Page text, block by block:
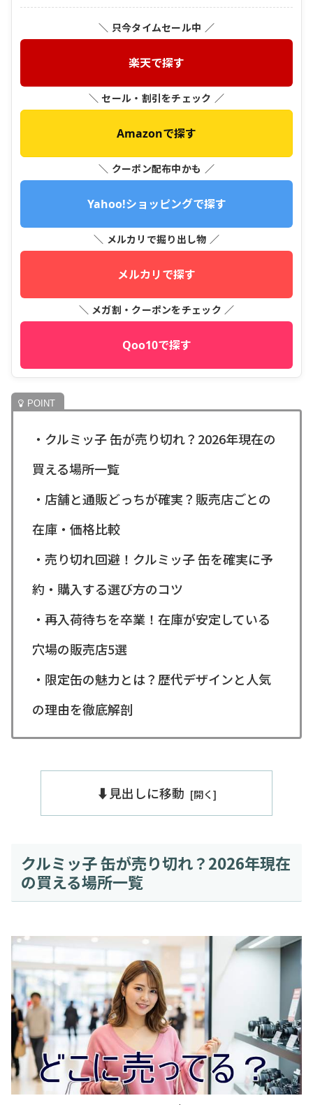
＼ 只今タイムセール中 ／
楽天で探す
＼ セール・割引をチェック ／
Amazonで探す
＼ クーポン配布中かも ／
Yahoo!ショッピングで探す
＼ メルカリで掘り出し物 ／
メルカリで探す
＼ メガ割・クーポンをチェック ／
Qoo10で探す
・クルミッ子 缶が売り切れ？2026年現在の
買える場所一覧
・店舗と通販どっちが確実？販売店ごとの
在庫・価格比較
・売り切れ回避！クルミッ子 缶を確実に予
約・購入する選び方のコツ
・再入荷待ちを卒業！在庫が安定している
穴場の販売店5選
・限定缶の魅力とは？歴代デザインと人気
の理由を徹底解剖
⬇️見出しに移動
クルミッ子 缶が売り切れ？2026年現在
の買える場所一覧